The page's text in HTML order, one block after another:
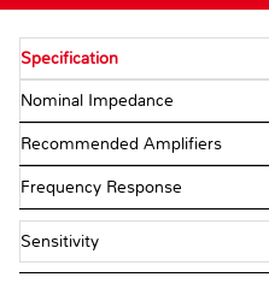
Specification
Nominal Impedance
Recommended Amplifiers
Frequency Response
Sensitivity